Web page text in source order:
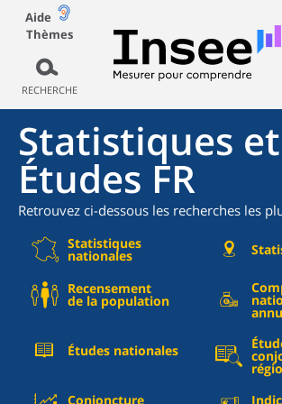
Aide
Thèmes
RECHERCHE
Statistiques et
Études FR
Retrouvez ci-dessous les recherches les
Statistiques
nationales
Recensement
de la population
Études nationales
Conjoncture